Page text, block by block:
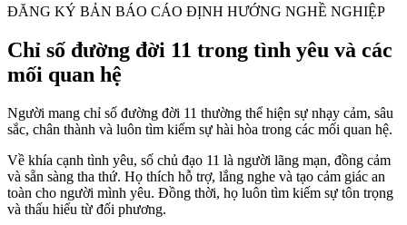
ĐĂNG KÝ BẢN BÁO CÁO ĐỊNH HƯỚNG NGHỀ NGHIỆP
Chỉ số đường đời 11 trong tình yêu và các
mối quan hệ
Người mang chỉ số đường đời 11 thường thể hiện sự nhạy cảm, sâu
sắc, chân thành và luôn tìm kiếm sự hài hòa trong các mối quan hệ.
Về khía cạnh tình yêu, số chủ đạo 11 là người lãng mạn, đồng cảm
và sẵn sàng tha thứ. Họ thích hỗ trợ, lắng nghe và tạo cảm giác an
toàn cho người mình yêu. Đồng thời, họ luôn tìm kiếm sự tôn trọng
và thấu hiểu từ đối phương.